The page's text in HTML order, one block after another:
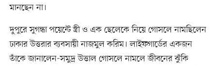
মানছেন না।
দুপুরে সুগন্ধা পয়েন্টে স্ত্রী ও এক ছেলেকে নিয়ে গোসলে নামছিলেন
ঢাকার উত্তরার ব্যবসায়ী নাজমুল করিম। লাইফগার্ডের একজন
তাঁকে জানালেন-সমুদ্র উত্তাল গোসলে নামলে জীবনের ঝুঁকি